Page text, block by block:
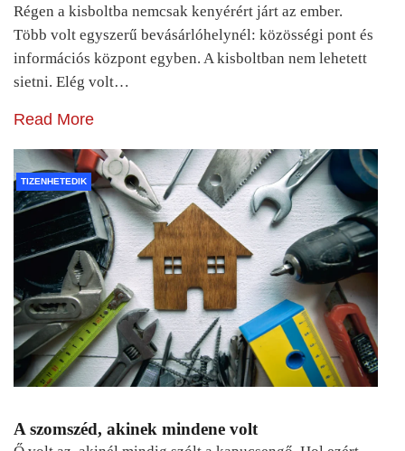
Régen a kisboltba nemcsak kenyérért járt az ember.
Több volt egyszerű bevásárlóhelynél: közösségi pont és
információs központ egyben. A kisboltban nem lehetett
sietni. Elég volt…
Read More
TIZENHETEDIK
A szomszéd, akinek mindene volt